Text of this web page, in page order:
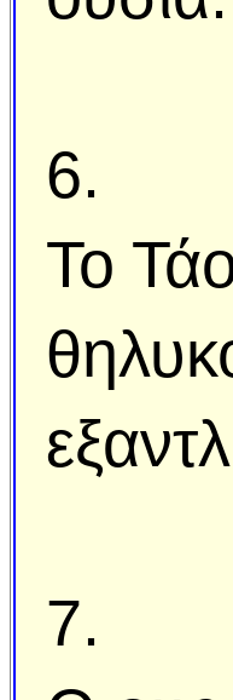
6.
Το
7.